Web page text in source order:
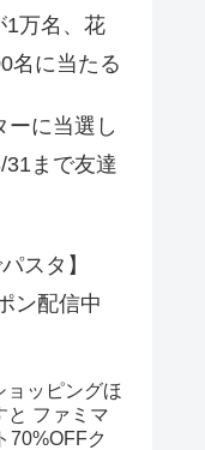
1万名、花
名に当たる
ーに当選し
まで友達
スタ】
ン配信中
ョッピングほ
と ファミマ
70%OFFク